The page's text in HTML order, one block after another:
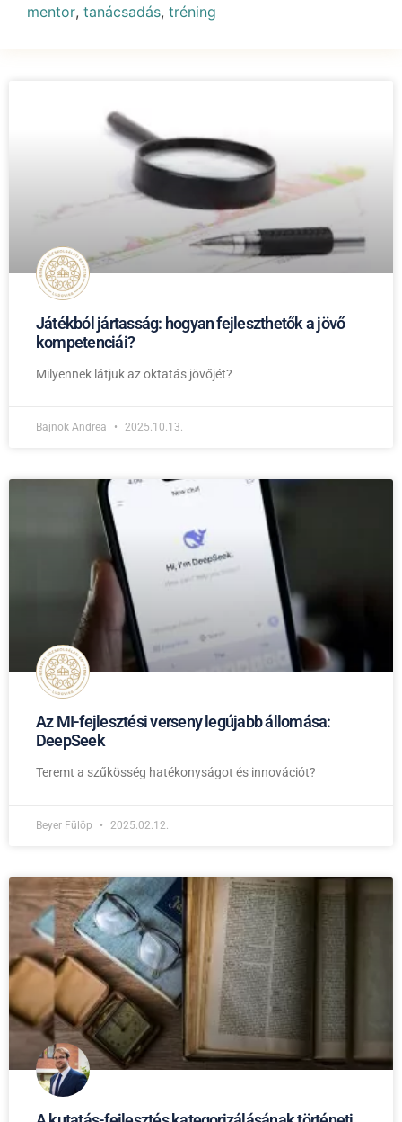
Játékból jártasság: hogyan fejleszthetők a jövő
kompetenciái?
Milyennek látjuk az oktatás jövőjét?
Bajnok Andrea 2025.10.13.
Az MI-fejlesztési verseny legújabb állomása:
DeepSeek
Teremt a szűkösség hatékonyságot és innovációt?
Beyer Fülöp 2025.02.12.
mentor, tanácsadás, tréning